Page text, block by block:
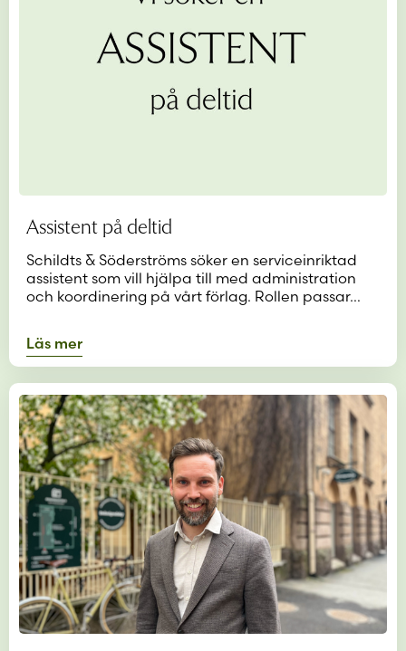
Assistent på deltid
Schildts & Söderströms söker en serviceinriktad
assistent som vill hjälpa till med administration
och koordinering på vårt förlag. Rollen passar…
Läs mer